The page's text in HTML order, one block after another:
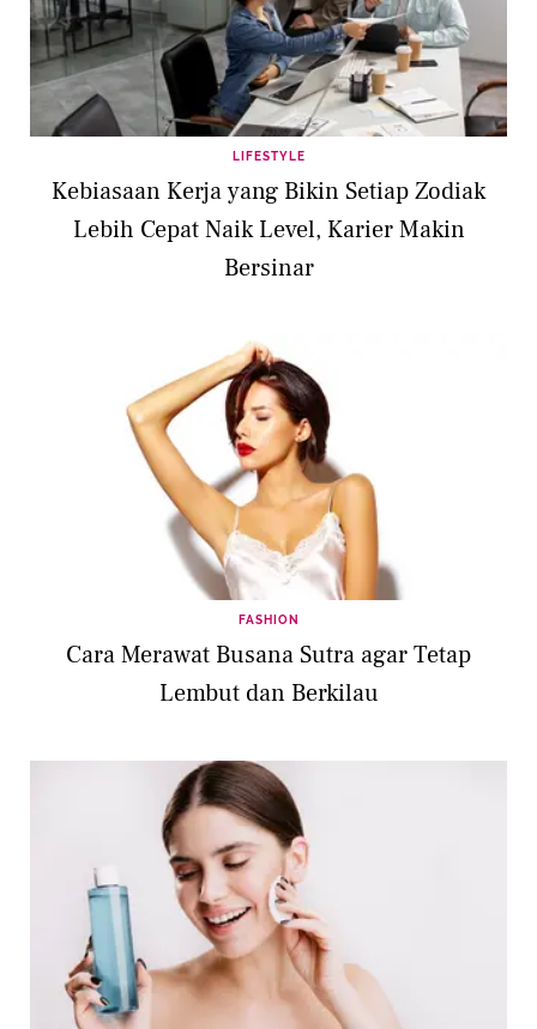
LIFESTYLE
Kebiasaan Kerja yang Bikin Setiap Zodiak
Lebih Cepat Naik Level, Karier Makin
Bersinar
FASHION
Cara Merawat Busana Sutra agar Tetap
Lembut dan Berkilau